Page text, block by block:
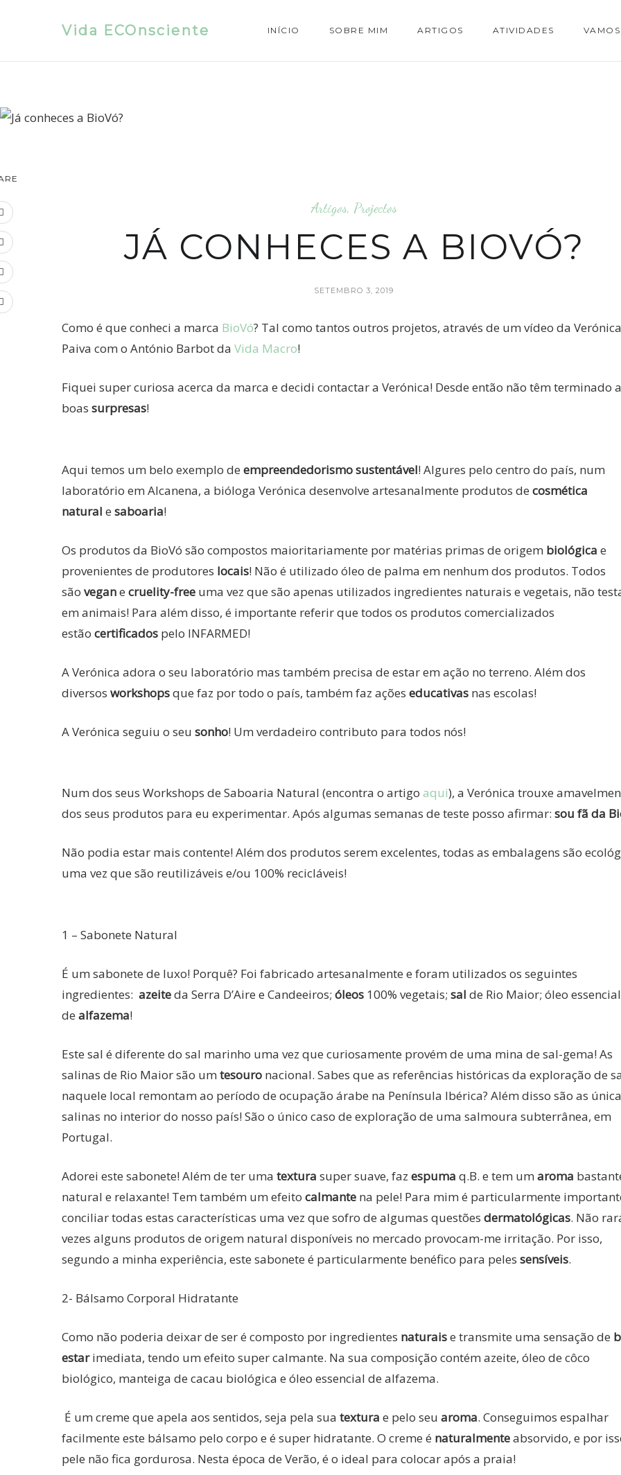
Vida ECOnsciente INÍCIO SOBRE MIM ARTIGOS ATIVIDADES
Artigos, Projectos
JÁ CONHECES A BIOVÓ?
SETEMBRO 3, 2019
Como é que conheci a marca BioVó? Tal como tantos outros projetos, através de um vídeo da Verónica
Paiva com o António Barbot da Vida Macro!
Fiquei super curiosa acerca da marca e decidi contactar a Verónica! Desde então não têm terminado
boas surpresas!
Aqui temos um belo exemplo de empreendedorismo sustentável! Algures pelo centro do país, num
laboratório em Alcanena, a bióloga Verónica desenvolve artesanalmente produtos de cosmética
natural e saboaria!
Os produtos da BioVó são compostos maioritariamente por matérias primas de origem biológica e
provenientes de produtores locais! Não é utilizado óleo de palma em nenhum dos produtos. Todos
são vegane cruelity-free uma vez que são apenas utilizados ingredientes naturais e vegetais, não
em animais! Para além disso, é importante referir que todos os produtos comercializados
estão certificados pelo INFARMED!
A Verónica adora o seu laboratório mas também precisa de estar em ação no terreno. Além dos
diversos workshopsque faz por todo o país, também faz ações educativas nas escolas!
A Verónica seguiu o seu sonho! Um verdadeiro contributo para todos nós!
Num dos seus Workshops de Saboaria Natural (encontra o artigo aqui), a Verónica trouxe
dos seus produtos para eu experimentar. Após algumas semanas de teste posso afirmar: sou fã da
Não podia estar mais contente! Além dos produtos serem excelentes, todas as embalagens são
uma vez que são reutilizáveis e/ou 100% recicláveis!
1 – Sabonete Natural
É um sabonete de luxo! Porquê? Foi fabricado artesanalmente e foram utilizados os seguintes
ingredientes: azeiteda Serra D’Aire e Candeeiros; óleos 100% vegetais; sal de Rio Maior; óleo essencial
de alfazema!
Este sal é diferente do sal marinho uma vez que curiosamente provém de uma mina de sal-gema! As
salinas de Rio Maior são um tesouro nacional. Sabes que as referências históricas da exploração de
naquele local remontam ao período de ocupação árabe na Península Ibérica? Além disso são as
salinas no interior do nosso país! São o único caso de exploração de uma salmoura subterrânea, em
Portugal.
Adorei este sabonete! Além de ter uma textura super suave, faz espuma q.B. e tem um aroma
natural e relaxante! Tem também um efeito calmante na pele! Para mim é particularmente
conciliar todas estas características uma vez que sofro de algumas questões dermatológicas. Não
vezes alguns produtos de origem natural disponíveis no mercado provocam-me irritação. Por isso,
segundo a minha experiência, este sabonete é particularmente benéfico para peles sensíveis.
2- Bálsamo Corporal Hidratante
Como não poderia deixar de ser é composto por ingredientes naturaise transmite uma sensação de
estarimediata, tendo um efeito super calmante. Na sua composição contém azeite, óleo de côco
biológico, manteiga de cacau biológica e óleo essencial de alfazema.
É um creme que apela aos sentidos, seja pela sua textura e pelo seu aroma. Conseguimos espalhar
facilmente este bálsamo pelo corpo e é super hidratante. O creme é naturalmenteabsorvido, e por
pele não fica gordurosa. Nesta época de Verão, é o ideal para colocar após a praia!